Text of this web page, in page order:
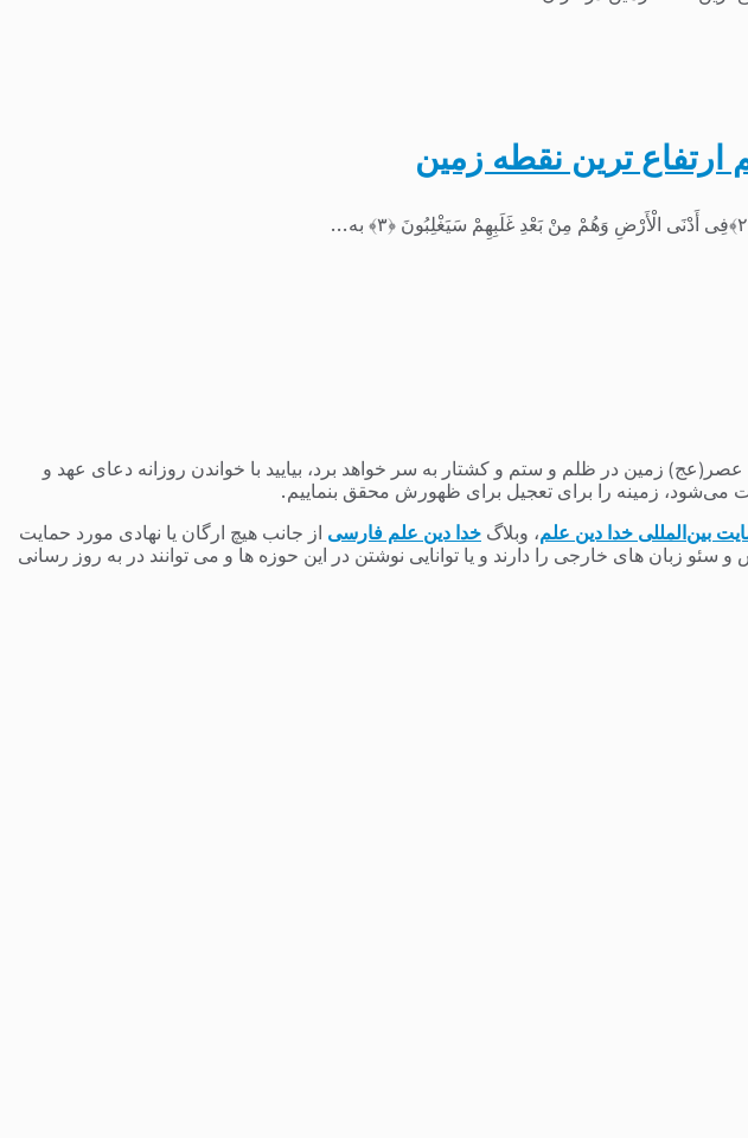
ترین نقطه زمین
زمین در ظلم و ستم و کشتار به سر خواهد برد، بیایید با خواندن روزانه دعای عهد و
زمینه را برای تعجیل برای ظهورش محقق بنماییم.
بین‌المللی خدا دین علم، وبلاگ خدا دین علم فارسی از جانب هیچ ارگان یا نهادی مورد حمایت
زبان های خارجی را دارند و یا توانایی نوشتن در این حوزه ها و می توانند در به روز رسانی